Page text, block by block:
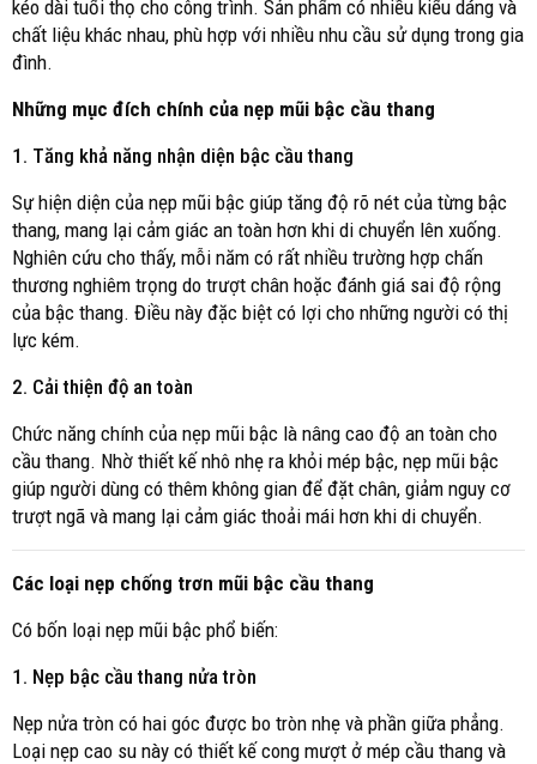
kéo dài tuổi thọ cho công trình. Sản phẩm có nhiều kiểu dáng và
chất liệu khác nhau, phù hợp với nhiều nhu cầu sử dụng trong gia
đình.
Những mục đích chính của nẹp mũi bậc cầu thang
1. Tăng khả năng nhận diện bậc cầu thang
Sự hiện diện của nẹp mũi bậc giúp tăng độ rõ nét của từng bậc
thang, mang lại cảm giác an toàn hơn khi di chuyển lên xuống.
Nghiên cứu cho thấy, mỗi năm có rất nhiều trường hợp chấn
thương nghiêm trọng do trượt chân hoặc đánh giá sai độ rộng
của bậc thang. Điều này đặc biệt có lợi cho những người có thị
lực kém.
2. Cải thiện độ an toàn
Chức năng chính của nẹp mũi bậc là nâng cao độ an toàn cho
cầu thang. Nhờ thiết kế nhô nhẹ ra khỏi mép bậc, nẹp mũi bậc
giúp người dùng có thêm không gian để đặt chân, giảm nguy cơ
trượt ngã và mang lại cảm giác thoải mái hơn khi di chuyển.
Các loại nẹp chống trơn mũi bậc cầu thang
Có bốn loại nẹp mũi bậc phổ biến:
1. Nẹp bậc cầu thang nửa tròn
Nẹp nửa tròn có hai góc được bo tròn nhẹ và phần giữa phẳng.
Loại nẹp cao su này có thiết kế cong mượt ở mép cầu thang và